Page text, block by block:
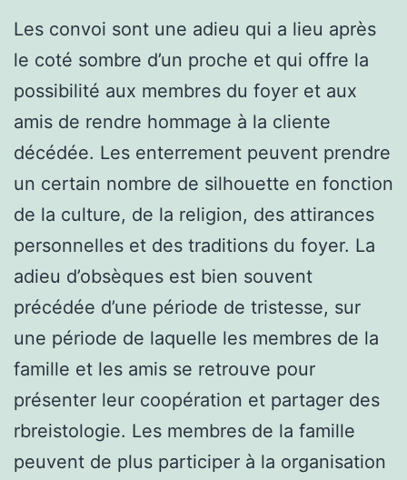
Les convoi sont une adieu qui a lieu après
le coté sombre d’un proche et qui offre la
possibilité aux membres du foyer et aux
amis de rendre hommage à la cliente
décédée. Les enterrement peuvent prendre
un certain nombre de silhouette en fonction
de la culture, de la religion, des attirances
personnelles et des traditions du foyer. La
adieu d’obsèques est bien souvent
précédée d’une période de tristesse, sur
une période de laquelle les membres de la
famille et les amis se retrouve pour
présenter leur coopération et partager des
rbreistologie. Les membres de la famille
peuvent de plus participer à la organisation